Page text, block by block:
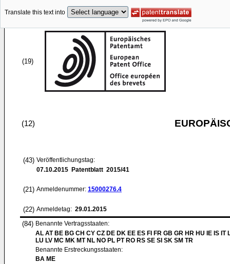
Translate this text into
(19)
(12)
(43) Veröffentlichungstag:
07.10.2015 Patentblatt 2015/41
(21) Anmeldenummer: 15000276.4
(22) Anmeldetag: 29.01.2015
(84) Benannte Vertragsstaaten:
AL AT BE BG CH CY CZ DE DK EE ES FI FR GB GR HR HU IE IS IT
LU LV MC MK MT NL NO PL PT RO RS SE SI SK SM TR
Benannte Erstreckungsstaaten:
BA ME